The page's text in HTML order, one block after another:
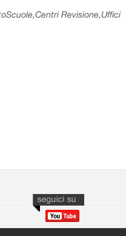
Revisione,Uffici